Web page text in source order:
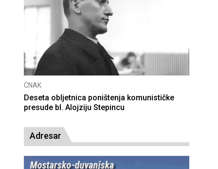
CNAK
Deseta obljetnica poništenja komunističke
presude bl. Alojziju Stepincu
Adresar